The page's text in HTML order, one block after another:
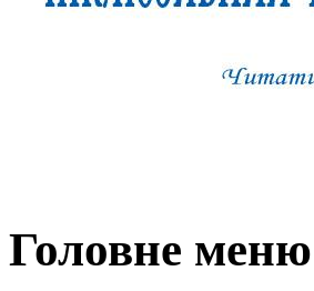
Головне меню